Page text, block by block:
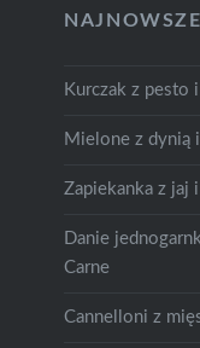
Kurczak z pesto
Mielone z dynią
Zapiekanka z jaj
Danie
Carne
Cannelloni z